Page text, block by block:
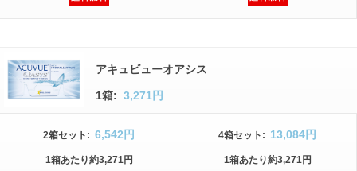
アキュビューオアシス
1箱: 3,271円
2箱セット : 6,542円
1箱あたり約3,271円
4箱セット : 13,084円
1箱あたり約3,271円